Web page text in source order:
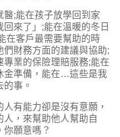
醫;能在孩子放學回到家
來了」;能在溫暖的冬日
在客戶最需要幫助的時
財務方面的建議與協助;
業的保險理賠服務;能在
金準備，能在…這些是我
事。
有能力卻是沒有意願，
，來幫助他人幫助自
你願意嗎？